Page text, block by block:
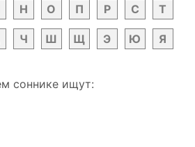
Н О П Р С Т
Ч Ш Щ Э Ю Я
соннике ищут: